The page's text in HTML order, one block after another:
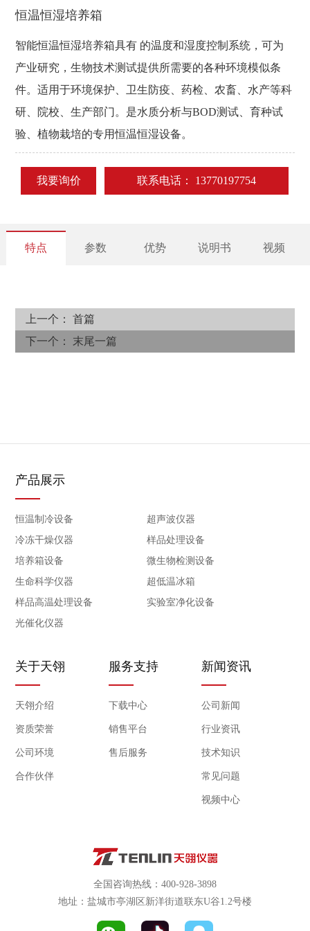
恒温恒湿培养箱
智能恒温恒湿培养箱具有 的温度和湿度控制系统，可为
产业研究，生物技术测试提供所需要的各种环境模似条
件。适用于环境保护、卫生防疫、药检、农畜、水产等科
研、院校、生产部门。是水质分析与BOD测试、育种试
验、植物栽培的专用恒温恒湿设备。
我要询价 联系电话： 13770197754
特点 参数 优势 说明书 视频
可调。
●电脑智能控温仪，具有设定、测定温度双数字显示和
●设有大视角观察窗、照明灯。
上一个： 首篇
下一个： 末尾一篇
产品展示
恒温制冷设备
超声波仪器
冷冻干燥仪器
样品处理设备
培养箱设备
微生物检测设备
生命科学仪器
超低温冰箱
样品高温处理设备
实验室净化设备
光催化仪器
关于天翎
天翎介绍
资质荣誉
公司环境
合作伙伴
服务支持
下载中心
销售平台
售后服务
新闻资讯
公司新闻
行业资讯
技术知识
常见问题
视频中心
全国咨询热线：400-928-3898
地址：盐城市亭湖区新洋街道联东U谷1.2号楼